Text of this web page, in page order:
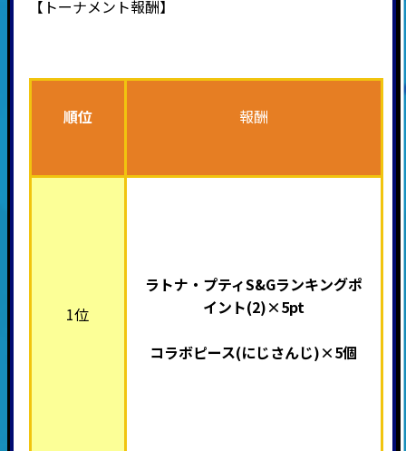
【トーナメント報酬】
順位 報酬
1位
ラトナ・プティS&Gランキングポ
イント(2)×5pt
コラボピース(にじさんじ)×5個